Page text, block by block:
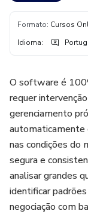
Formato: Cursos
Idioma:
O software é
requer
gerenciamento
automaticamente
nas condições do
segura e
analisar grandes
identificar
negociação com